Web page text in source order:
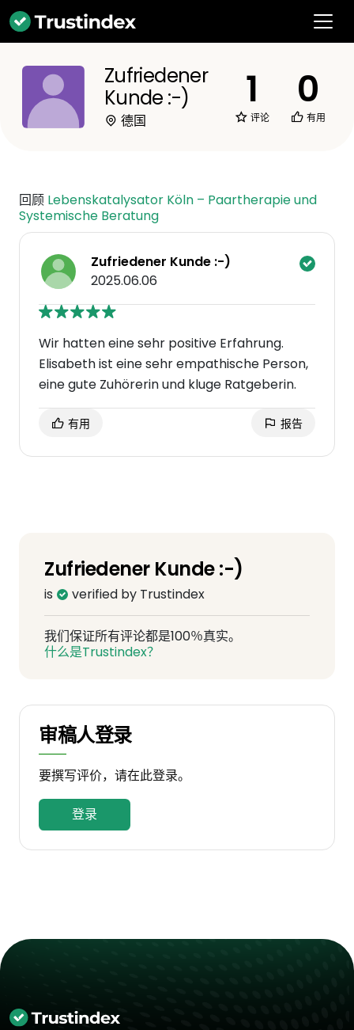
Zufriedener
Kunde :-)
德国
1
评论
0
有用
回顾 Lebenskatalysator Köln – Paartherapie und
Systemische Beratung
Zufriedener Kunde :-)
2025.06.06
Wir hatten eine sehr positive Erfahrung.
Elisabeth ist eine sehr empathische Person,
eine gute Zuhörerin und kluge Ratgeberin.
有用 报告
Zufriedener Kunde :-)
is verified by Trustindex
我们保证所有评论都是100％真实。
什么是Trustindex？
审稿人登录
要撰写评价，请在此登录。
登录